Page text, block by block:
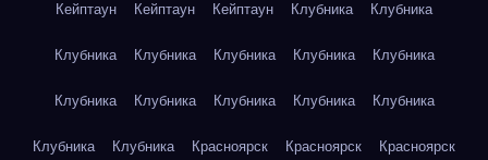
Кейптаун Кейптаун Кейптаун Клубника Клубника
Клубника Клубника Клубника Клубника Клубника
Клубника Клубника Клубника Клубника Клубника
Клубника Клубника Красноярск Красноярск Красноярск